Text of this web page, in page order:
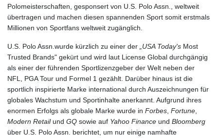
Polomeisterschaften, gesponsert von U.S. Polo Assn., weltweit
übertragen und machen diesen spannenden Sport somit erstmals
Millionen von Sportfans weltweit zugänglich.
U.S. Polo Assn. wurde kürzlich zu einer der „USA Today's Most
Trusted Brands" gekürt und wird laut License Global durchgängig
als einer der führenden Sportlizenzgeber der Welt neben der
NFL, PGA Tour und Formel 1 gezählt. Darüber hinaus ist die
sportlich inspirierte Marke international durch Auszeichnungen für
globales Wachstum und Sportinhalte anerkannt. Aufgrund ihres
enormen Erfolgs als globale Marke wurde in Forbes Fortune
Modern Retailund GQ sowie auf Yahoo Finance und Bloomberg
über U.S. Polo Assn. berichtet, um nur einige namhafte